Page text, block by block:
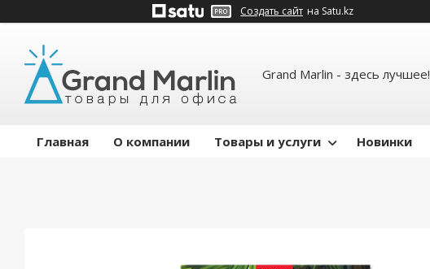
Создать сайт на Satu.kz
Grand Marlin - здесь лучшее!
Главная О компании Товары и услуги Новинки